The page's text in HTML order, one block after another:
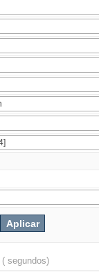
( segundos)